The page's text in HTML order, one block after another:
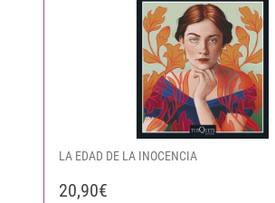
LA EDAD DE LA INOCENCIA
20,90€